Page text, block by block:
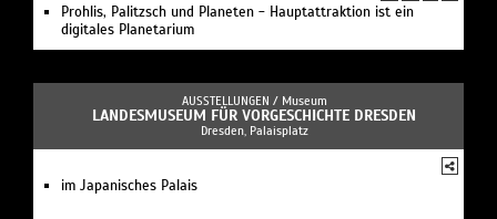
Prohlis, Palitzsch und Planeten - Hauptattraktion ist ein
digitales Planetarium
AUSSTELLUNGEN / Museum
LANDESMUSEUM FÜR VORGESCHICHTE DRESDEN
Dresden, Palaisplatz
im Japanisches Palais